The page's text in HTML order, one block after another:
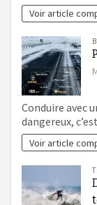
Voir article
Conduire avec
dangereux,
Voir article